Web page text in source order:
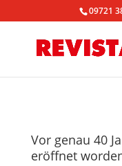
09721
Vor genau 40
eröffnet